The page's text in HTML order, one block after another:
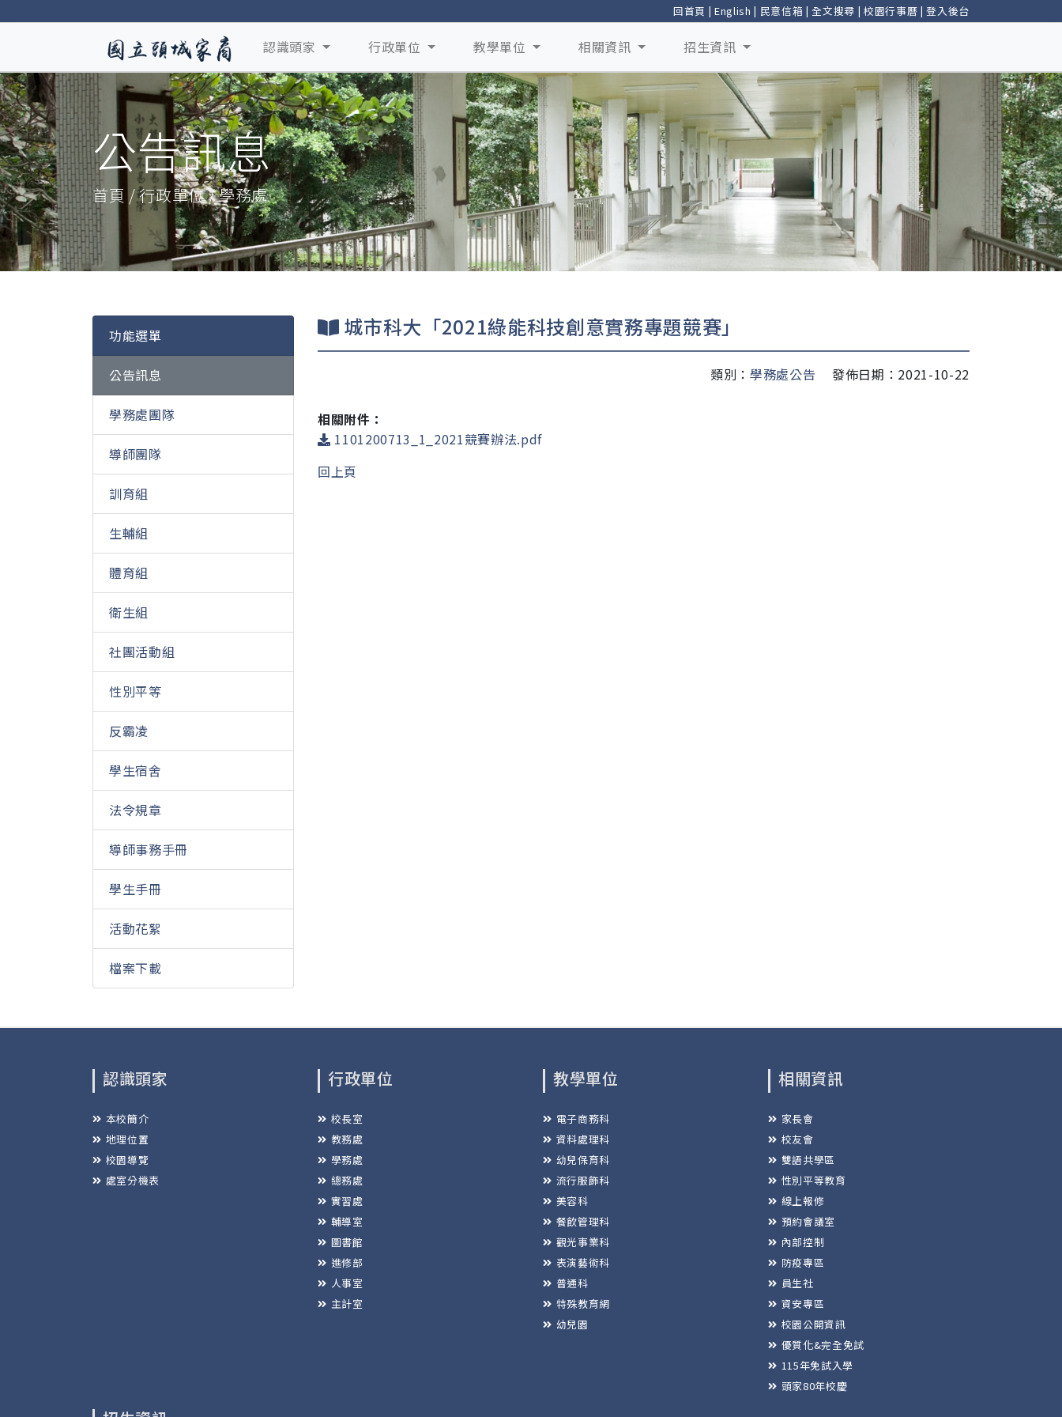
回首頁 | English | 民意信箱 |全文搜尋 | 校園行事曆 |登入後台
認識頭家 行政單位 教學單位 相關資訊 招生資訊
公告訊息
首頁 / 行政單位 / 學務處
功能選單
公告訊息
學務處團隊
導師團隊
訓育組
生輔組
體育組
衛生組
社團活動組
性別平等
反霸凌
學生宿舍
法令規章
導師事務手冊
學生手冊
活動花絮
檔案下載
城市科大「2021綠能科技創意實務專題競賽」
類別： 學務處公告 發佈日期：2021-10-22
相關附件：
1101200713_1_2021競賽辦法.pdf
回上頁
認識頭家
本校簡介
地理位置
校園導覽
處室分機表
行政單位
校長室
教務處
學務處
總務處
實習處
輔導室
圖書館
進修部
人事室
主計室
教學單位
電子商務科
資料處理科
幼兒保育科
流行服飾科
美容科
餐飲管理科
觀光事業科
表演藝術科
普通科
特殊教育網
幼兒園
相關資訊
家長會
校友會
雙語共學區
性別平等教育
線上報修
預約會議室
內部控制
防疫專區
員生社
資安專區
校園公開資訊
優質化&完全免試
115年免試入學
頭家80年校慶